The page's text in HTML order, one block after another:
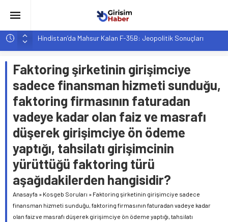
Hindistan’da Mahsur Kalan F-35B: Jeopolitik Sonuçları
Yapay Zeka Destekli Asistanlar: Elon Musk’tan Romantik Bir
Hamle mi?
Girişimcilik ve Yaşam Tarzı: Şehir Değişiminin Nedenleri ve
Etkileri
YZ ile Tüketici Girişimciliği: Yeni Sosyal Bağlantılar
Girişimciler İçin MYK Belgeli Personel İstihdamı Neden Artık
Bir Tercih Değil, Zorunluluk?
Faktoring şirketinin girişimciye
sadece finansman hizmeti sunduğu,
faktoring firmasının faturadan
vadeye kadar olan faiz ve masrafı
düşerek girişimciye ön ödeme
yaptığı, tahsilatı girişimcinin
yürüttüğü faktoring türü
aşağıdakilerden hangisidir?
Anasayfa » Kosgeb Soruları » Faktoring şirketinin girişimciye sadece
finansman hizmeti sunduğu, faktoring firmasının faturadan vadeye kadar
olan faiz ve masrafı düşerek girişimciye ön ödeme yaptığı, tahsilatı